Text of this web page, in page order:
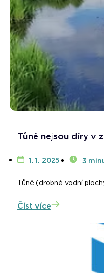
Tůně nejsou díry v
1. 1. 2025 3
Tůně (drobné vodní
Číst více